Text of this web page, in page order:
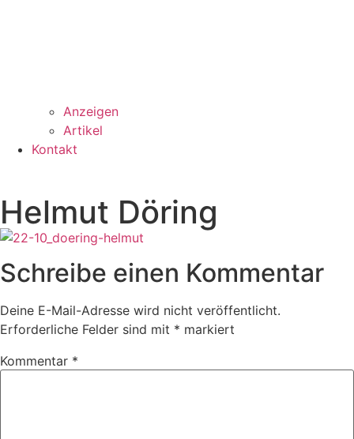
Anzeigen
Artikel
Kontakt
Helmut Döring
Schreibe einen Kommentar
Deine E-Mail-Adresse wird nicht veröffentlicht.
Erforderliche Felder sind mit * markiert
Kommentar *